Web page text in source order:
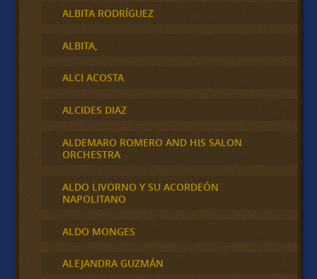
ALBITA RODRÍGUEZ
ALBITA,
ALCI ACOSTA
ALCIDES DIAZ
ALDEMARO ROMERO AND HIS SALON
ORCHESTRA
ALDO LIVORNO Y SU ACORDEÓN
NAPOLITANO
ALDO MONGES
ALEJANDRA GUZMÁN